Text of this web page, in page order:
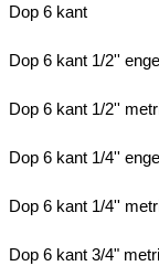
Dop 6 kant
Dop 6 kant 1/2''
Dop 6 kant 1/2''
Dop 6 kant 1/4''
Dop 6 kant 1/4''
Dop 6 kant 3/4"